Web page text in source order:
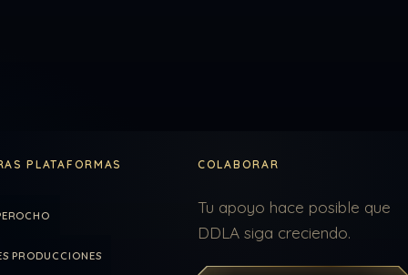
PLATAFORMAS
PRODUCCIONES
COLABORAR
Tu apoyo hace posible que
DDLA siga creciendo.